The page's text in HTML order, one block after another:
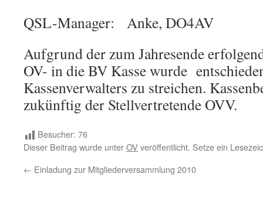
QSL-Manager: Anke, DO4AV
Aufgrund der zum Jahresende
OV- in die BV Kasse wurde
Kassenverwalters zu streichen.
zukünftig der Stellvertretende OVV.
Besucher: 76
Dieser Beitrag wurde unterOV veröffentlicht. Setze ein
← Einladung zur Mitgliederversammlung 2010